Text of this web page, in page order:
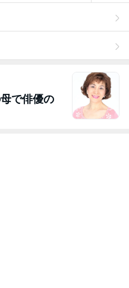
で俳優の